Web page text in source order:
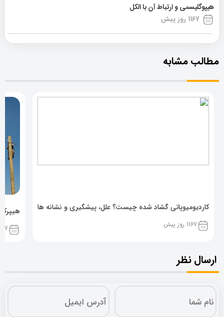
هیپوگلیسمی و ارتباط آن با الکل
1167 روز پیش
مطالب مشابه
کاردیومیوپاتی گشاد شده چیست؟ علل، پیشگیری و نشانه ها
1167 روز پیش 1167
ارسال نظر